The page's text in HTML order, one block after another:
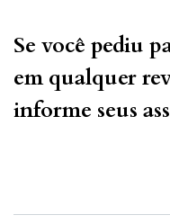
Se você pediu
em qualquer
informe seus